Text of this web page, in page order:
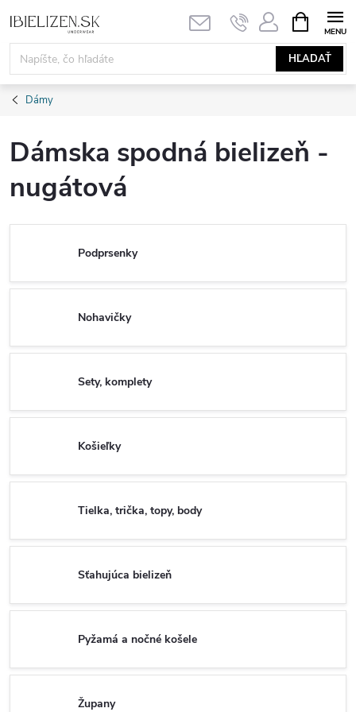
na
obsah
HĽADAŤ
KOŠÍK
Dámy
Dámska spodná bielizeň -
nugátová
Podprsenky
Nohavičky
Sety, komplety
Košieľky
Tielka, trička, topy, body
Sťahujúca bielizeň
Pyžamá a nočné košele
Župany